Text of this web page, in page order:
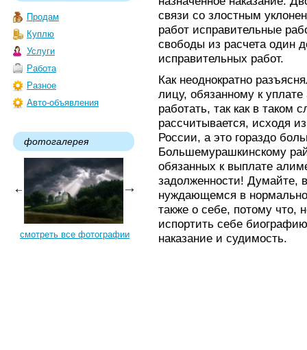
Продам
Куплю
Услуги
Работа
Разное
Авто-объявления
фотогалерея
смотреть все фотографии
связи со злостным
работ исправительные
свободы из расчета один
исправительных работ.
Как неоднократно
лицу, обязанному к
работать, так как в таком
рассчитывается, исходя
России, а это гораздо
Большемурашкинскому
обязанных к выплате
задолженности! Думайте,
нуждающемся в
также о себе, потому что,
испортить себе
наказание и судимость.